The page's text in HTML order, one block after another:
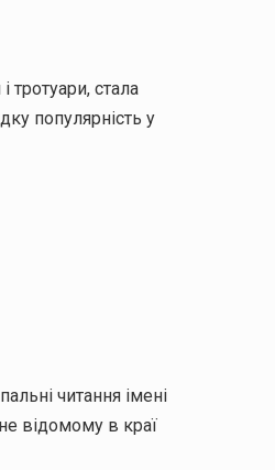
стала
популярність у
читання імені
відомому в краї